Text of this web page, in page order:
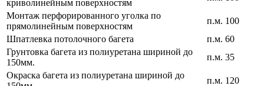
криволинейным поверхностям
Монтаж перфорированного уголка по
прямолинейным поверхностям
п.м. 100
Шпатлевка потолочного багета
п.м. 60
Грунтовка багета из полиуретана шириной до
150мм.
п.м. 35
Окраска багета из полиуретана шириной до
п.м. 120